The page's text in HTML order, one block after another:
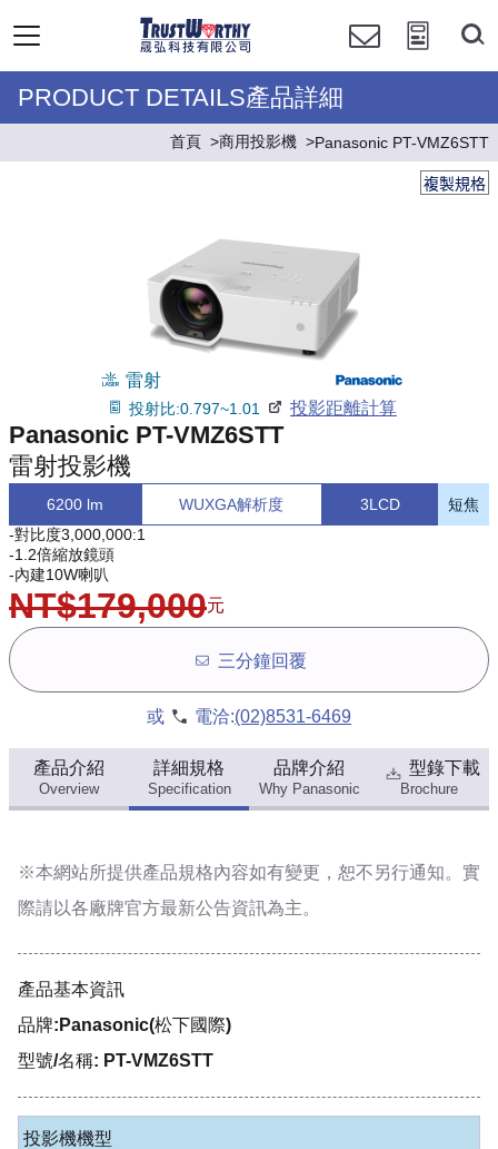
PRODUCT DETAILS產品詳細
首頁 商用投影機 Panasonic PT-VMZ6STT
複製規格
雷射
投射比:0.797~1.01 投影距離計算
Panasonic PT-VMZ6STT
雷射投影機
6200 lm WUXGA解析度 3LCD
短焦
-對比度3,000,000:1
-1.2倍縮放鏡頭
-內建10W喇叭
NT$179,000元
三分鐘回覆
或 電洽:(02)8531-6469
產品介紹
Overview
詳細規格
Specification
品牌介紹
Why Panasonic
型錄下載
Brochure
※本網站所提供產品規格內容如有變更，恕不另行通知。實
際請以各廠牌官方最新公告資訊為主。
產品基本資訊
品牌:Panasonic(松下國際)
型號/名稱: PT-VMZ6STT
投影機機型